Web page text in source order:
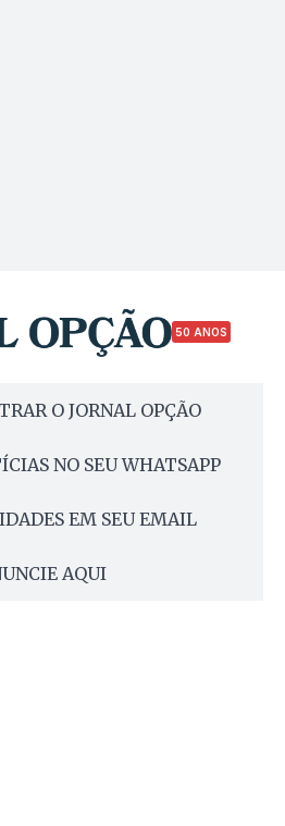
50 ANOS
O JORNAL OPÇÃO
NO SEU WHATSAPP
EM SEU EMAIL
AQUI